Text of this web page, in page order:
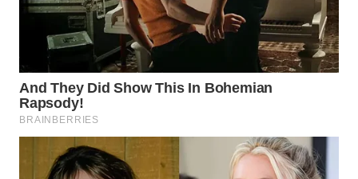
WN
PAKPAK
WN
KARAWANG
BEKASI